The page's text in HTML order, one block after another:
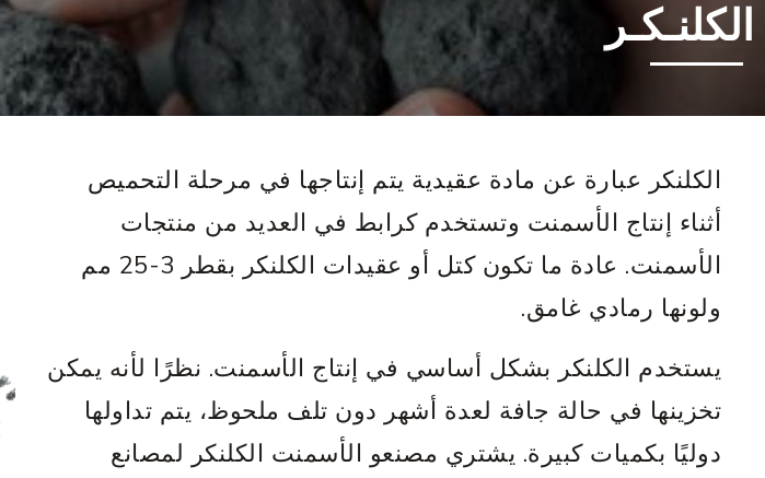
الكلنـكـر
الكلنكر عبارة عن مادة عقيدية يتم إنتاجها في مرحلة التحميص
أثناء إنتاج الأسمنت وتستخدم كرابط في العديد من منتجات
الأسمنت. عادة ما تكون كتل أو عقيدات الكلنكر بقطر 3-25 مم
ولونها رمادي غامق.
يستخدم الكلنكر بشكل أساسي في إنتاج الأسمنت. نظرًا لأنه يمكن
تخزينها في حالة جافة لعدة أشهر دون تلف ملحوظ، يتم تداولها
دوليًا بكميات كبيرة. يشتري مصنعو الأسمنت الكلنكر لمصانع